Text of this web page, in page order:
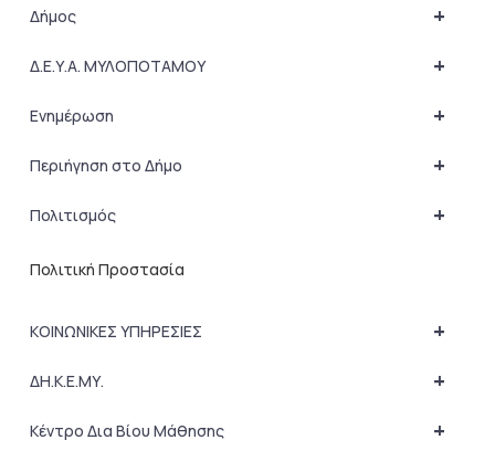
+
Δήμος
+
Δ.Ε.Υ.Α. ΜΥΛΟΠΟΤΑΜΟΥ
+
Ενημέρωση
+
Περιήγηση στο Δήμο
+
Πολιτισμός
Πολιτική Προστασία
+
ΚΟΙΝΩΝΙΚΕΣ ΥΠΗΡΕΣΙΕΣ
+
ΔΗ.Κ.Ε.ΜΥ.
+
Κέντρο Δια Βίου Μάθησης